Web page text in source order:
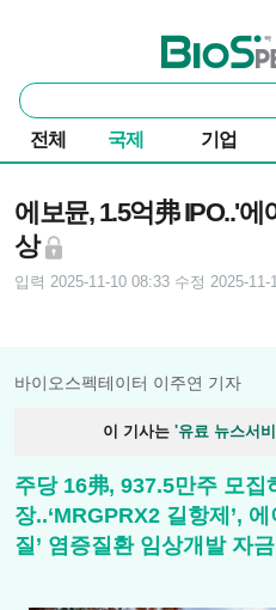
바이오스펙테
통
합
검
색
전체 국제 기업
에보뮨, 1.5억弗 IPO..'에
상
입력 2025-11-10 08:33 수정 2025-11-
바이오스펙테이터 이주연 기자
이 기사는 '유료 뉴스서
주당 16弗, 937.5만주 모집
장..‘MRGPRX2 길항제’,
질’ 염증질환 임상개발 자